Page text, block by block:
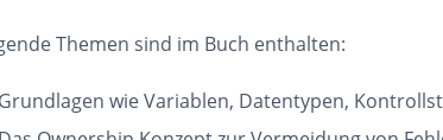
Themen sind im Buch enthalten:
Grundlagen wie Variablen, Datentypen,